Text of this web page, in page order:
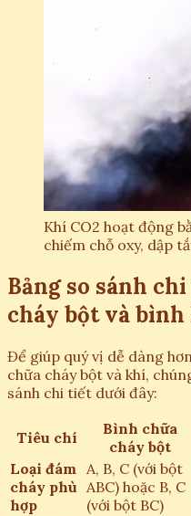
Khí CO2 hoạt động
chiếm chỗ oxy, dập
Bảng so sánh
cháy bột và bình
Để giúp quý vị dễ dàng
chữa cháy bột và khí,
sánh chi tiết dưới đây:
Tiêu chí
Bình chữa
cháy bột
Loại đám
cháy phù
hợp
A, B, C (với bột
ABC) hoặc B, C
(với bột BC)